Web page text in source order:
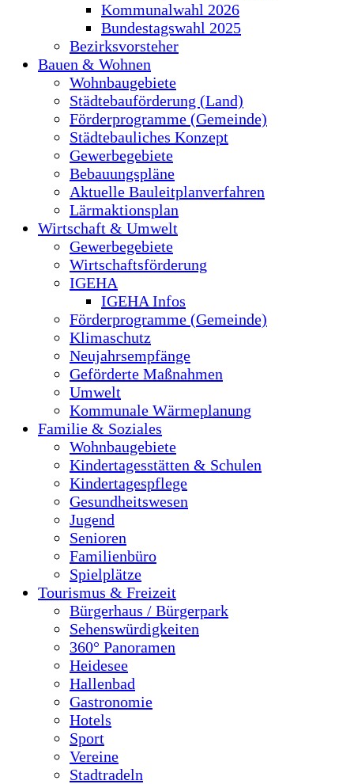
Kommunalwahl 2026
Bundestagswahl 2025
Bezirksvorsteher
Bauen & Wohnen
Wohnbaugebiete
Städtebauförderung (Land)
Förderprogramme (Gemeinde)
Städtebauliches Konzept
Gewerbegebiete
Bebauungspläne
Aktuelle Bauleitplanverfahren
Lärmaktionsplan
Wirtschaft & Umwelt
Gewerbegebiete
Wirtschaftsförderung
IGEHA
IGEHA Infos
Förderprogramme (Gemeinde)
Klimaschutz
Neujahrsempfänge
Geförderte Maßnahmen
Umwelt
Kommunale Wärmeplanung
Familie & Soziales
Wohnbaugebiete
Kindertagesstätten & Schulen
Kindertagespflege
Gesundheitswesen
Jugend
Senioren
Familienbüro
Spielplätze
Tourismus & Freizeit
Bürgerhaus / Bürgerpark
Sehenswürdigkeiten
360° Panoramen
Heidesee
Hallenbad
Gastronomie
Hotels
Sport
Vereine
Stadtradeln